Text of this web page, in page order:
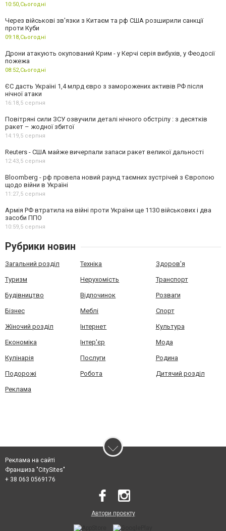
10:50,Сьогодні
Через військові зв'язки з Китаєм та рф США розширили санкції
проти Куби
09:18,Сьогодні
Дрони атакують окупований Крим - у Керчі серія вибухів, у Феодосії
пожежа
08:52,Сьогодні
ЄС дасть Україні 1,4 млрд євро з заморожених активів РФ після
нічної атаки
16:18,5 серпня
Повітряні сили ЗСУ озвучили деталі нічного обстрілу : з десятків
ракет – жодної збитої
14:19,5 серпня
Reuters - США майже вичерпали запаси ракет великої дальності
12:43,5 серпня
Bloomberg - рф провела новий раунд таємних зустрічей з Європою
щодо війни в Україні
11:27,5 серпня
Армія РФ втратила на війні проти України ще 1130 військових і два
засоби ППО
10:59,5 серпня
Рубрики новин
Загальний розділ Техніка Здоров'я
Туризм Нерухомість Транспорт
Будівництво Відпочинок Розваги
Бізнес Меблі Спорт
Жіночий розділ Інтернет Культура
Економіка Інтер'єр Мода
Кулінарія Послуги Родина
Подорожі Робота Дитячий розділ
Реклама
Реклама на сайті
Франшиза "CitySites"
+ 38 063 0569176
Автори проєкту